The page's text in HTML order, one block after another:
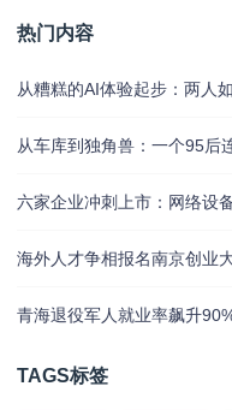
热门内容
从糟糕的AI体验起步：两人
从车库到独角兽：一个95后
六家企业冲刺上市：网络设
海外人才争相报名南京创业
青海退役军人就业率飙升
TAGS标签